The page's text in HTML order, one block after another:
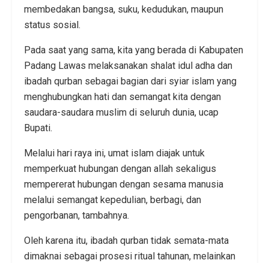
membedakan bangsa, suku, kedudukan, maupun
status sosial.
Pada saat yang sama, kita yang berada di Kabupaten
Padang Lawas melaksanakan shalat idul adha dan
ibadah qurban sebagai bagian dari syiar islam yang
menghubungkan hati dan semangat kita dengan
saudara-saudara muslim di seluruh dunia, ucap
Bupati.
Melalui hari raya ini, umat islam diajak untuk
memperkuat hubungan dengan allah sekaligus
mempererat hubungan dengan sesama manusia
melalui semangat kepedulian, berbagi, dan
pengorbanan, tambahnya.
Oleh karena itu, ibadah qurban tidak semata-mata
dimaknai sebagai prosesi ritual tahunan, melainkan